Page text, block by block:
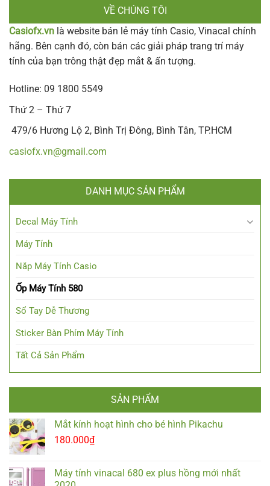
VỀ CHÚNG TÔI
Casiofx.vn là website bán lẻ máy tính Casio, Vinacal chính
hãng. Bên cạnh đó, còn bán các giải pháp trang trí máy
tính của bạn trông thật đẹp mắt & ấn tượng.
Hotline: 09 1800 5549
Thứ 2 – Thứ 7
479/6 Hương Lộ 2, Bình Trị Đông, Bình Tân, TP.HCM
casiofx.vn@gmail.com
DANH MỤC SẢN PHẨM
Decal Máy Tính
Máy Tính
Nắp Máy Tính Casio
Ốp Máy Tính 580
Sổ Tay Dễ Thương
Sticker Bàn Phím Máy Tính
Tất Cả Sản Phẩm
SẢN PHẨM
Mắt kính hoạt hình cho bé hình Pikachu
180.000₫
Máy tính vinacal 680 ex plus hồng mới nhất